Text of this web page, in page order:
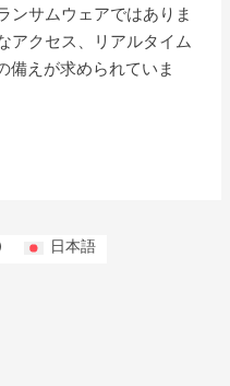
ンサムウェアではありま
アクセス、リアルタイム
備えが求められていま
日本語